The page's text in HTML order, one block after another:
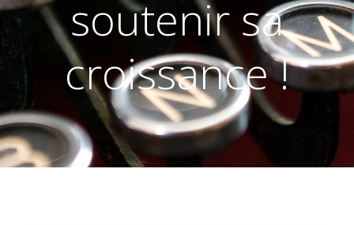
soutenir sa
croissance !